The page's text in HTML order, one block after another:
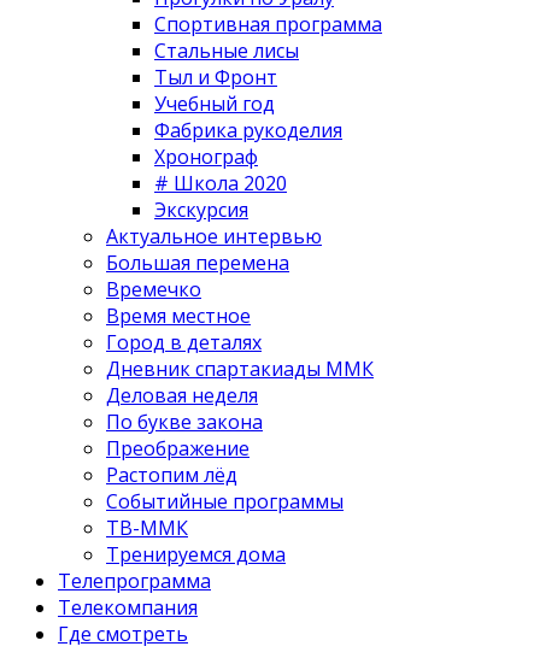
Спортивная программа
Стальные лисы
Тыл и Фронт
Учебный год
Фабрика рукоделия
Хронограф
# Школа 2020
Экскурсия
Актуальное интервью
Большая перемена
Времечко
Время местное
Город в деталях
Дневник спартакиады ММК
Деловая неделя
По букве закона
Преображение
Растопим лёд
Событийные программы
ТВ-ММК
Тренируемся дома
Телепрограмма
Телекомпания
Где смотреть